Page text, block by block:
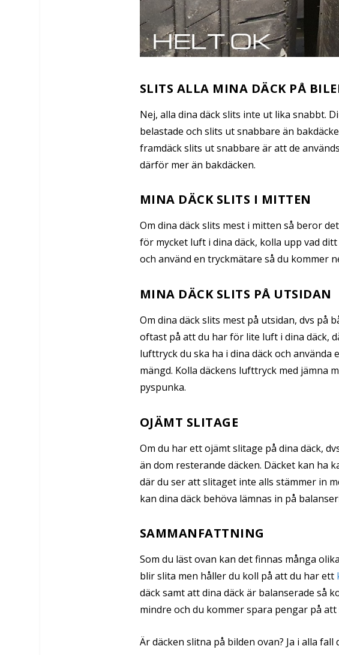
SLITS ALLA MINA DÄCK PÅ
Nej, alla dina däck slits inte ut lika snabbt.
belastade och slits ut snabbare än
framdäck slits ut snabbare är att de
därför mer än bakdäcken.
MINA DÄCK SLITS I MITTEN
Om dina däck slits mest i mitten så beror
för mycket luft i dina däck, kolla upp vad
och använd en tryckmätare så du kommer
MINA DÄCK SLITS PÅ UTSIDAN
Om dina däck slits mest på utsidan, dvs på
oftast på att du har för lite luft i dina däck,
lufttryck du ska ha i dina däck och
mängd. Kolla däckens lufttryck med jämna
pyspunka.
OJÄMT SLITAGE
Om du har ett ojämt slitage på dina däck,
än dom resterande däcken. Däcket kan ha
där du ser att slitaget inte alls stämmer in
kan dina däck behöva lämnas in på
SAMMANFATTNING
Som du läst ovan kan det finnas många
blir slita men håller du koll på att du har ett
däck samt att dina däck är balanserade så
mindre och du kommer spara pengar på att
Är däcken slitna på bilden ovan? Ja i alla fall